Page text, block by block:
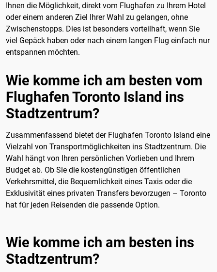
Ihnen die Möglichkeit, direkt vom Flughafen zu Ihrem Hotel
oder einem anderen Ziel Ihrer Wahl zu gelangen, ohne
Zwischenstopps. Dies ist besonders vorteilhaft, wenn Sie
viel Gepäck haben oder nach einem langen Flug einfach nur
entspannen möchten.
Wie komme ich am besten vom
Flughafen Toronto Island ins
Stadtzentrum?
Zusammenfassend bietet der Flughafen Toronto Island eine
Vielzahl von Transportmöglichkeiten ins Stadtzentrum. Die
Wahl hängt von Ihren persönlichen Vorlieben und Ihrem
Budget ab. Ob Sie die kostengünstigen öffentlichen
Verkehrsmittel, die Bequemlichkeit eines Taxis oder die
Exklusivität eines privaten Transfers bevorzugen – Toronto
hat für jeden Reisenden die passende Option.
Wie komme ich am besten ins
Stadtzentrum?